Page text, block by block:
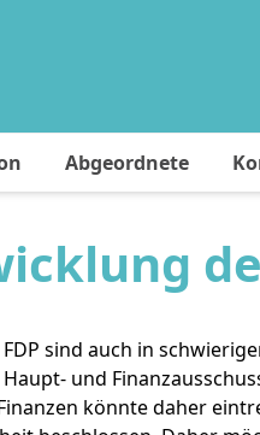
Abgeordnete
sind auch in
und
könnte daher